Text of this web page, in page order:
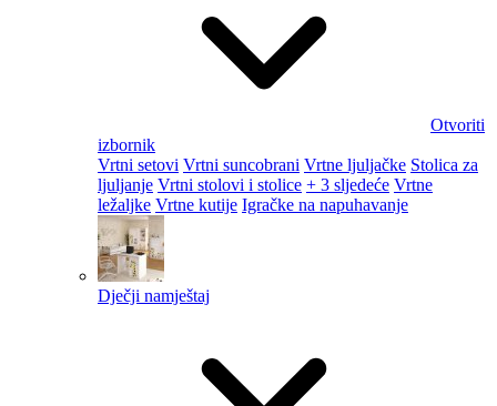
Otvoriti
izbornik
Vrtni setovi Vrtni suncobrani Vrtne ljuljačke Stolica za
ljuljanje Vrtni stolovi i stolice + 3 sljedeće Vrtne
ležaljke Vrtne kutije Igračke na napuhavanje
Dječji namještaj